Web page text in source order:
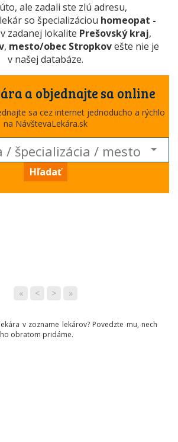
ale zadali ste zlú adresu,
so špecializáciou homeopat -
v zadanej lokalite Prešovský kraj,
, mesto/obec Stropkovešte nie je
v našej databáze.
a objednajte sa online
sa cez internet jednoducho a rýchlo
na NávštevaLekára.sk
Hľadať
« < > »
v zozname lekárov? Povedzte mu, nech
obratom pridáme.